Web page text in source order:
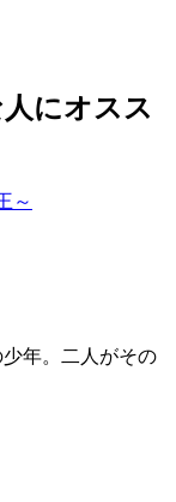
にオスス
年。二人がその